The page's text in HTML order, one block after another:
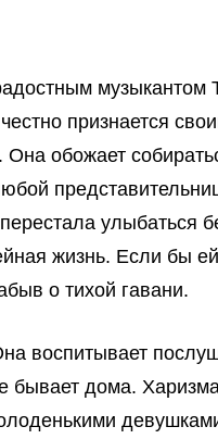
признается
обожает
улыбаться
жизнь. Если бы
о тихой гавани.
воспитывает
бывает дома.